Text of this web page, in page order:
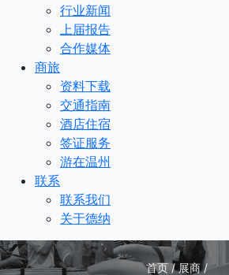
行业新闻
上届报告
合作媒体
商旅
资料下载
交通指南
酒店住宿
签证服务
游在温州
联系
联系我们
关于德纳
首页 / 展商 /